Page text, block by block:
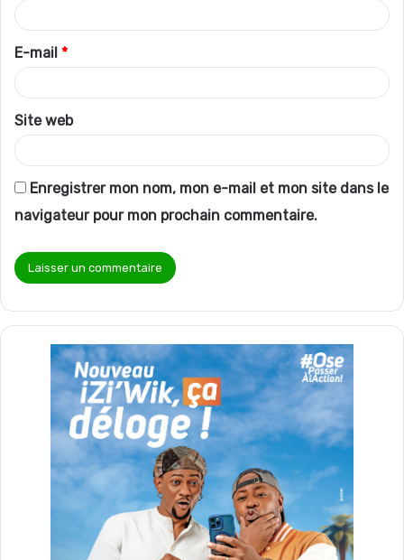
i
r
e
*
E-mail *
Site web
Enregistrer mon nom, mon e-mail et mon site dans le
navigateur pour mon prochain commentaire.